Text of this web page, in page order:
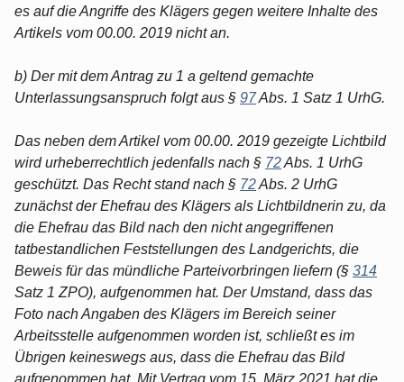
es auf die Angriffe des Klägers gegen weitere Inhalte des
Artikels vom 00.00. 2019 nicht an.
b) Der mit dem Antrag zu 1 a geltend gemachte
Unterlassungsanspruch folgt aus § 97Abs. 1 Satz 1 UrhG.
Das neben dem Artikel vom 00.00. 2019 gezeigte Lichtbild
wird urheberrechtlich jedenfalls nach § 72Abs. 1 UrhG
geschützt. Das Recht stand nach § 72Abs. 2 UrhG
zunächst der Ehefrau des Klägers als Lichtbildnerin zu, da
die Ehefrau das Bild nach den nicht angegriffenen
tatbestandlichen Feststellungen des Landgerichts, die
Beweis für das mündliche Parteivorbringen liefern (§ 314
Satz 1 ZPO), aufgenommen hat. Der Umstand, dass das
Foto nach Angaben des Klägers im Bereich seiner
Arbeitsstelle aufgenommen worden ist, schließt es im
Übrigen keineswegs aus, dass die Ehefrau das Bild
aufgenommen hat. Mit Vertrag vom 15. März 2021 hat die